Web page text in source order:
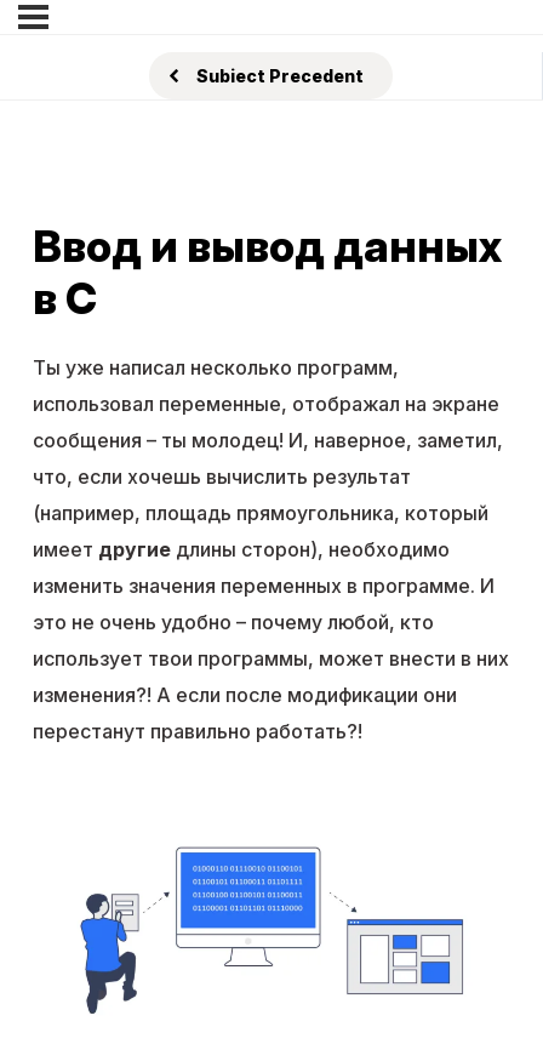
Subiect Precedent
Ввод и вывод данных
в C
Ты уже написал несколько программ,
использовал переменные, отображал на экране
сообщения – ты молодец! И, наверное, заметил,
что, если хочешь вычислить результат
(например, площадь прямоугольника, который
имеет другие длины сторон), необходимо
изменить значения переменных в программе. И
это не очень удобно – почему любой, кто
использует твои программы, может внести в них
изменения?! А если после модификации они
перестанут правильно работать?!